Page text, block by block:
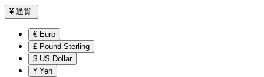
¥ 通貨
€ Euro
£ Pound Sterling
$ US Dollar
¥ Yen